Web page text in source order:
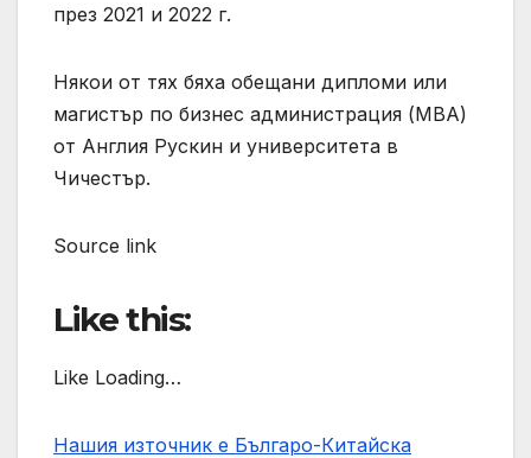
през 2021 и 2022 г.
Някои от тях бяха обещани дипломи или
магистър по бизнес администрация (MBA)
от Англия Рускин и университета в
Чичестър.
Source link
Like this:
Like Loading…
Нашия източник е Българо-Китайска